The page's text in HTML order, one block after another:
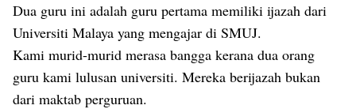
Dua guru ini adalah guru pertama memiliki ijazah dari
Universiti Malaya yang mengajar di SMUJ.
Kami murid-murid merasa bangga kerana dua orang
guru kami lulusan universiti. Mereka berijazah bukan
dari maktab perguruan.